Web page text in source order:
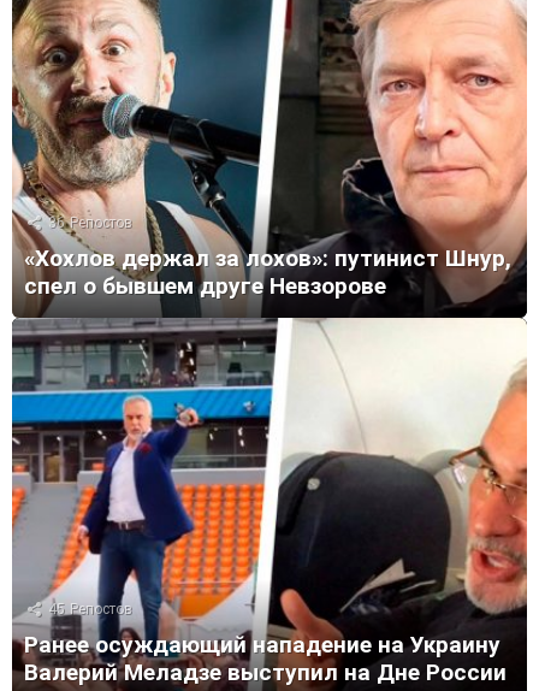
36 Репостов
«Хохлов держал за лохов»: путинист Шнур,
спел о бывшем друге Невзорове
45 Репостов
Ранее осуждающий нападение на Украину
Валерий Меладзе выступил на Дне России